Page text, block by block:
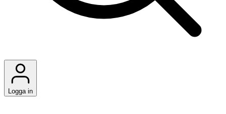
Logga in